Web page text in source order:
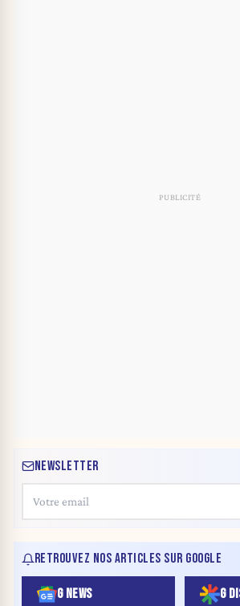
NEWSLETTER
RETROUVEZ NOS ARTICLES SUR GOOGLE
G NEWS G